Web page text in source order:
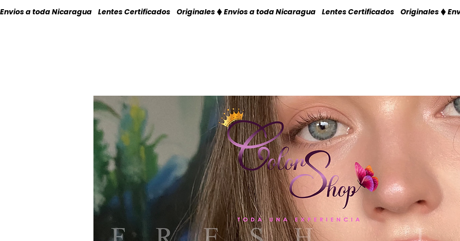
Envios a toda Nicaragua    Lentes Certificados    Originales